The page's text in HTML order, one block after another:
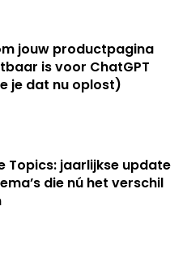
jouw productpagina
is voor ChatGPT
je dat nu oplost)
Topics: jaarlijkse update
die nú het verschil